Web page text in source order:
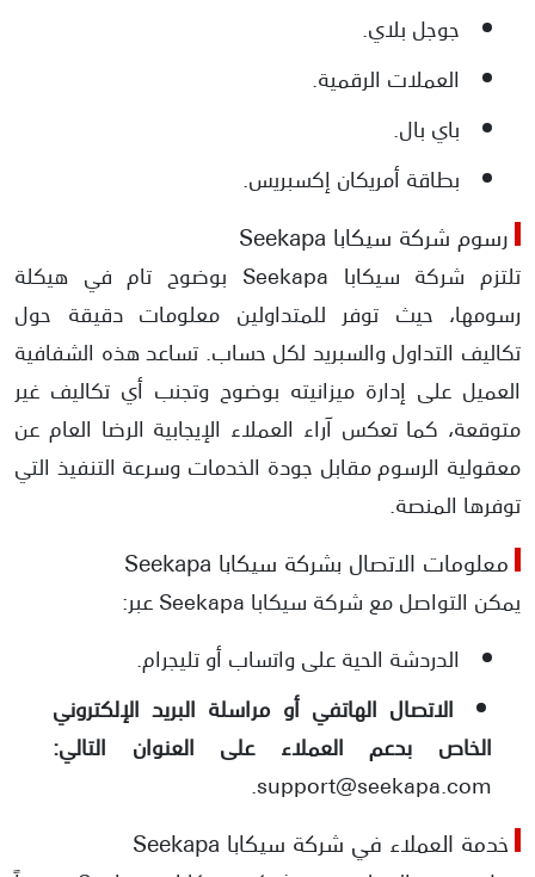
جوجل بلاي.
العملات الرقمية.
باي بال.
بطاقة أمريكان إكسبريس.
رسوم شركة سيكابا Seekapa
تلتزم شركة سيكابا Seekapa بوضوح تام في هيكلة
رسومها، حيث توفر للمتداولين معلومات دقيقة حول
تكاليف التداول والسبريد لكل حساب. تساعد هذه الشفافية
العميل على إدارة ميزانيته بوضوح وتجنب أي تكاليف غير
متوقعة، كما تعكس آراء العملاء الإيجابية الرضا العام عن
معقولية الرسوم مقابل جودة الخدمات وسرعة التنفيذ التي
توفرها المنصة.
معلومات الاتصال بشركة سيكابا Seekapa
يمكن التواصل مع شركة سيكابا Seekapa عبر:
الدردشة الحية على واتساب أو تليجرام.
الاتصال الهاتفي أو مراسلة البريد الإلكتروني
الخاص بدعم العملاء على العنوان التالي:
support@seekapa.com.
خدمة العملاء في شركة سيكابا Seekapa